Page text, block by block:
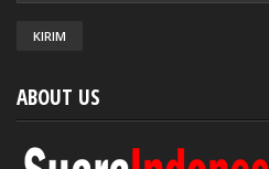
ABOUT US